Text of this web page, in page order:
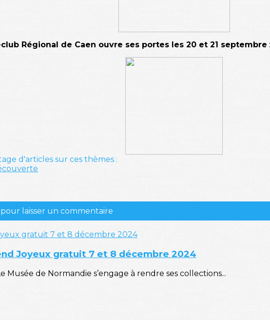
club Régional de Caen ouvre ses portes les 20 et 21 septembre :
d'articles sur ces thèmes :
laisser un commentaire
Joyeux gratuit 7 et 8 décembre 2024
de Normandie s’engage à rendre ses collections...